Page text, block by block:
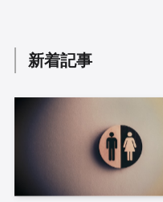
新着記事